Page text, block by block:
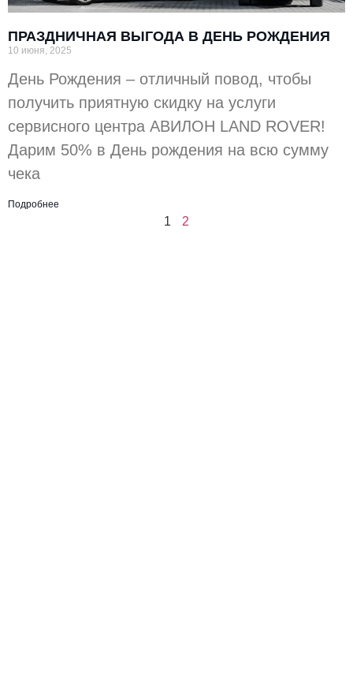
ПРАЗДНИЧНАЯ ВЫГОДА В ДЕНЬ РОЖДЕНИЯ
10 июня, 2025
День Рождения – отличный повод, чтобы
получить приятную скидку на услуги
сервисного центра АВИЛОН LAND ROVER!
Дарим 50% в День рождения на всю сумму
чека
Подробнее
1 2